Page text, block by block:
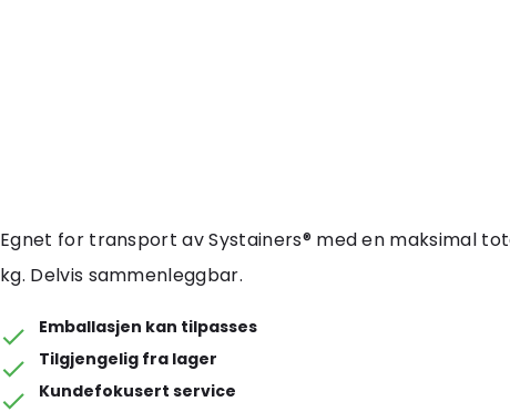
Egnet for transport av Systainers® med en maksimal
kg. Delvis sammenleggbar.
Emballasjen kan tilpasses
Tilgjengelig fra lager
Kundefokusert service